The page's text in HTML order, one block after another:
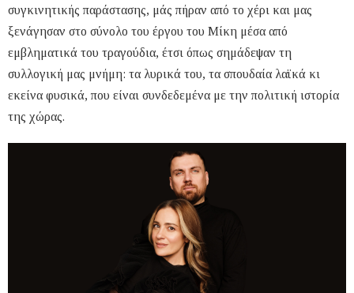
συγκινητικής παράστασης, μάς πήραν από το χέρι και μας
ξενάγησαν στο σύνολο του έργου του Μίκη μέσα από
εμβληματικά του τραγούδια, έτσι όπως σημάδεψαν τη
συλλογική μας μνήμη: τα λυρικά του, τα σπουδαία λαϊκά κι
εκείνα φυσικά, που είναι συνδεδεμένα με την πολιτική ιστορία
της χώρας.